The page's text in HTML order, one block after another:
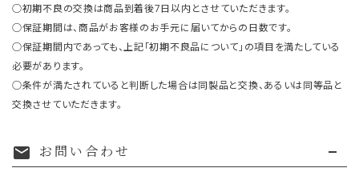
○初期不良の交換は商品到着後7日以内とさせていただきます。
○保証期間は、商品がお客様のお手元に届いてからの日数です。
○保証期間内であっても、上記「初期不良品について」の項目を満たしている
必要があります。
○条件が満たされていると判断した場合は同製品と交換、あるいは同等品と
交換させていただきます。
mail お問い合わせ